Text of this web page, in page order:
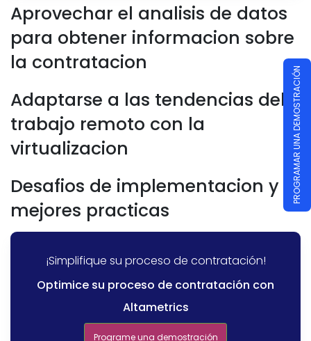
Aprovechar el analisis de datos
para obtener informacion sobre
la contratacion
Adaptarse a las tendencias del
trabajo remoto con la
virtualizacion
Desafios de implementacion y
mejores practicas
¡Simplifique su proceso de contratación!
Optimice su proceso de contratación con
Altametrics
Programe una demostración
PROGRAMAR UNA DEMOSTRACIÓN